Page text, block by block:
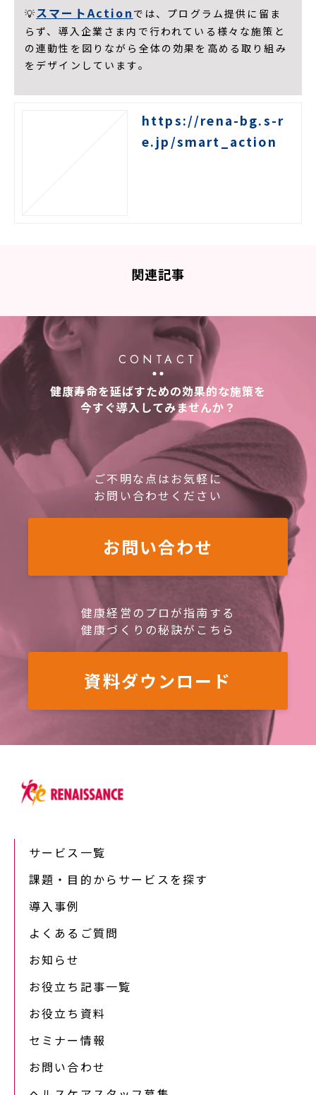
💡スマートAction では、プログラム提供に留ま
らず、導入企業さま内で行われている様々な施策と
の連動性を図りながら全体の効果を高める取り組み
をデザインしています。
https://rena-bg.s-r
e.jp/smart_action
関連記事
CONTACT
健康寿命を延ばすための効果的な施策を
今すぐ導入してみませんか？
ご不明な点はお気軽に
お問い合わせください
お問い合わせ
健康経営のプロが指南する
健康づくりの秘訣がこちら
資料ダウンロード
サービス一覧
課題・目的からサービスを探す
導入事例
よくあるご質問
お知らせ
お役立ち記事一覧
お役立ち資料
セミナー情報
お問い合わせ